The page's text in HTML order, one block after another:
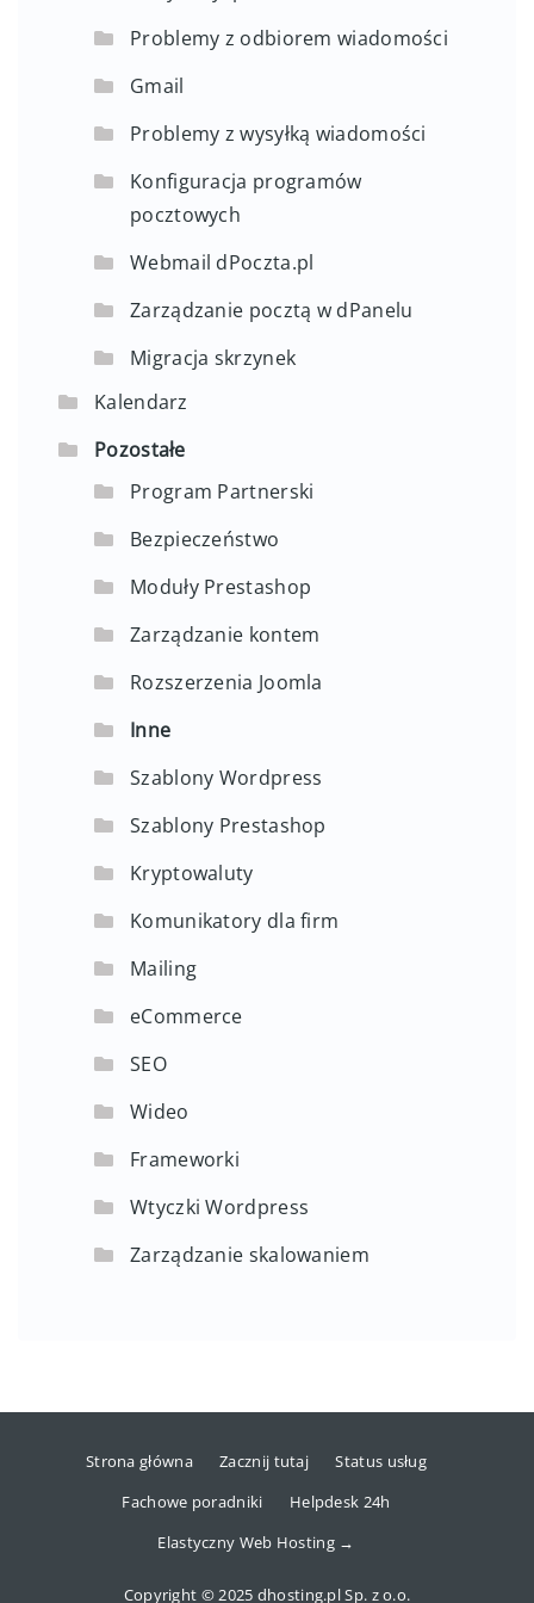
Problemy z odbiorem wiadomości
Gmail
Problemy z wysyłką wiadomości
Konfiguracja programów
pocztowych
Webmail dPoczta.pl
Zarządzanie pocztą w dPanelu
Migracja skrzynek
Kalendarz
Pozostałe
Program Partnerski
Bezpieczeństwo
Moduły Prestashop
Zarządzanie kontem
Rozszerzenia Joomla
Inne
Szablony Wordpress
Szablony Prestashop
Kryptowaluty
Komunikatory dla firm
Mailing
eCommerce
SEO
Wideo
Frameworki
Wtyczki Wordpress
Zarządzanie skalowaniem
Strona główna Zacznij tutaj
Status usług
Fachowe poradniki
Helpdesk 24h
Elastyczny Web Hosting →
Copyright © 2025 dhosting.pl Sp. z o.o.